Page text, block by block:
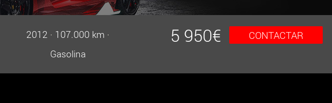
2012 · 107.000 km ·
Gasolina
5 950€ CONTACTAR